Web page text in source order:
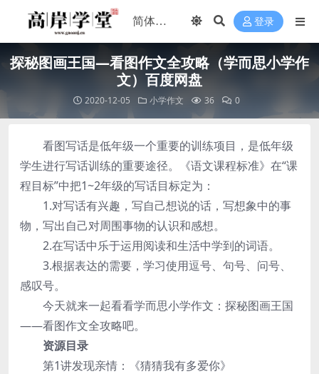
登录
探秘图画王国—看图作文全攻略（学而思小学作
文）百度网盘
2020-12-05 小学作文 36 0
看图写话是低年级一个重要的训练项目，是低年级
学生进行写话训练的重要途径。《语文课程标准》在“课
程目标”中把1~2年级的写话目标定为：
1.对写话有兴趣，写自己想说的话，写想象中的事
物，写出自己对周围事物的认识和感想。
2.在写话中乐于运用阅读和生活中学到的词语。
3.根据表达的需要，学习使用逗号、句号、问号、
感叹号。
今天就来一起看看学而思小学作文：探秘图画王国
——看图作文全攻略吧。
资源目录
第1讲发现亲情：《猜猜我有多爱你》